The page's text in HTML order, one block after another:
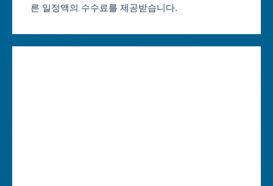
대구축제 일정
인천축제 일정
른 일정액의 수수료를 제공받습니다.